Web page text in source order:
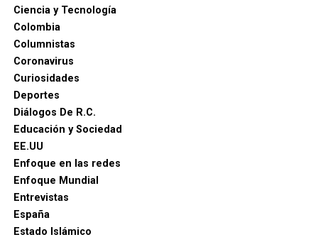
Ciencia y Tecnología
Colombia
Columnistas
Coronavirus
Curiosidades
Deportes
Diálogos De R.C.
Educación y Sociedad
EE.UU
Enfoque en las redes
Enfoque Mundial
Entrevistas
España
Estado Islámico